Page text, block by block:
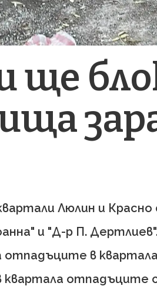
ще
Люлин и
и "Д-р П.
отпадъците в
квартала отпадъците